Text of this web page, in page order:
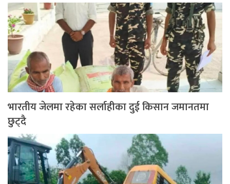
भारतीय जेलमा रहेका सर्लाहीका दुई किसान जमानतमा
छुट्दै